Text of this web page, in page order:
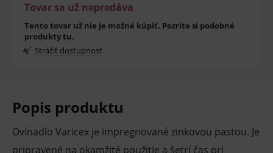
Tovar sa už nepredáva
Tento tovar už nie je možné kúpiť. Pozrite si podobné
produktytu.
Strážiť dostupnosť
Popis produktu
Ovínadlo Varicex je impregnované zinkovou pastou. Je
pripravené na okamžité použitie a šetrí čas pri